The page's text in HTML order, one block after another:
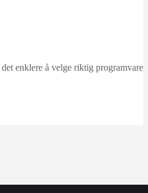
enklere å velge riktig programvare